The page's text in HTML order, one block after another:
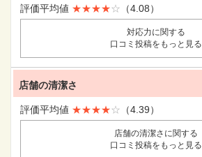
評価平均値 ★★★★☆ （4.08）
対応力に関する
口コミ投稿をもっと見る
店舗の清潔さ
評価平均値 ★★★★☆ （4.39）
店舗の清潔さに関する
口コミ投稿をもっと見る